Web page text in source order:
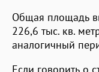
Общая площадь
226,6 тыс. кв.
аналогичный
Если говорить о